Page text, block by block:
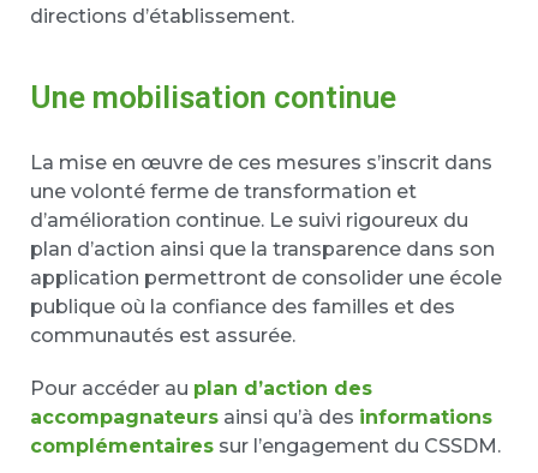
directions d’établissement.
Une mobilisation continue
La mise en œuvre de ces mesures s’inscrit dans
une volonté ferme de transformation et
d’amélioration continue. Le suivi rigoureux du
plan d’action ainsi que la transparence dans son
application permettront de consolider une école
publique où la confiance des familles et des
communautés est assurée.
Pour accéder au plan d’action des
accompagnateurs ainsi qu’à des informations
complémentaires sur l’engagement du CSSDM.